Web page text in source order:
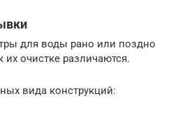
для воды рано или поздно
очистке различаются.
вида конструкций: